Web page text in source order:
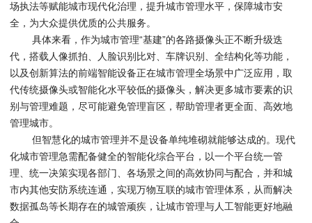
场执法等赋能城市现代化治理，提升城市管理水平，保障城市安
全，为大众提供优质的公共服务。
具体来看，作为城市管理“基建”的各路摄像头正不断升级迭
代，搭载人像抓拍、人脸识别比对、车牌识别、全结构化等功能，
以及创新算法的前端智能设备正在城市管理全场景中广泛应用，取
代传统摄像头或智能化水平较低的摄像头，解决更多城市要素的识
别与管理难题，尽可能避免管理盲区，帮助管理者更全面、高效地
管理城市。
但智慧化的城市管理并不是设备单纯堆砌就能够达成的。现代
化城市管理急需配备健全的智能化综合平台，以一个平台统一管
理、统一决策实现各部门、各场景之间的高效协同与配合，并和城
市内其他安防系统连通，实现万物互联的城市管理体系，从而解决
数据孤岛等长期存在的城管顽疾，让城市管理与人工智能更好地融